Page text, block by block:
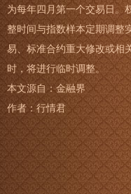
为每年四月第一个交易日。
整时间与指数样本定期调整
易、标准合约重大修改或相
时，将进行临时调整。
本文源自：金融界
作者：行情君